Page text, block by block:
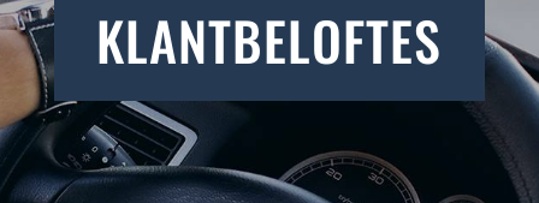
KLANTBELOFTES